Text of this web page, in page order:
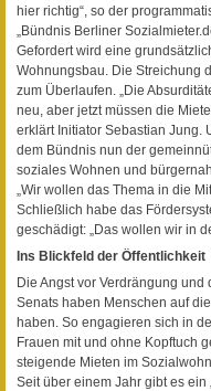
hier richtig“, so der
„Bündnis Berliner
Gefordert wird eine
Wohnungsbau. Die Streichung
zum Überlaufen. „Die
neu, aber jetzt müssen die
erklärt Initiator Sebastian Jung.
dem Bündnis nun der
soziales Wohnen und
„Wir wollen das Thema in die
Schließlich habe das
geschädigt: „Das wollen wir in
Ins Blickfeld der Öffentlichkeit
Die Angst vor Verdrängung
Senats haben Menschen auf
haben. So engagieren sich in
Frauen mit und ohne Kopftuch
steigende Mieten im
Seit über einem Jahr gibt es ein